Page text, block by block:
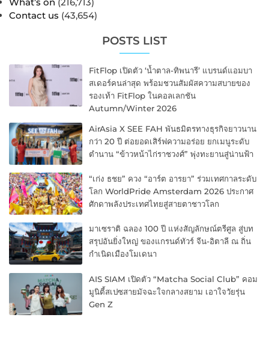
Contact us (43,654)
POSTS LIST
FitFlop เปิดตัว ‘น้ำตาล-ทิพนารี’ แบรนด์แอมบา
สเดอร์คนล่าสุด พร้อมชวนสัมผัสความสบายของ
รองเท้า FitFlop ในคอลเลกชัน
Autumn/Winter 2026
AirAsia X SEE FAH พันธมิตรทางธุรกิจยาวนาน
กว่า 20 ปี ต่อยอดเสิร์ฟความอร่อย ยกเมนูระดับ
ตำนาน “ข้าวหน้าไก่ราชวงศ์” พุ่งทะยานสู่น่านฟ้า
“เก่ง ธชย” ควง “อาร์ต อารยา” ร่วมเทศกาลระดับ
โลก WorldPride Amsterdam 2026 ประกาศ
ศักดาพลังประเทศไทยสู่สายตาชาวโลก
มาเซราติ ฉลอง 100 ปี แห่งสัญลักษณ์ตรีศูล สู่บท
สรุปอันยิ่งใหญ่ ของแกรนด์ทัวร์ จีน-อิตาลี ณ ถิ่น
กำเนิดเมืองโมเดนา
AIS SIAM เปิดตัว “Matcha Social Club” คอม
มูนิตี้สเปซสายมัจฉะใจกลางสยาม เอาใจวัยรุ่น
Gen Z